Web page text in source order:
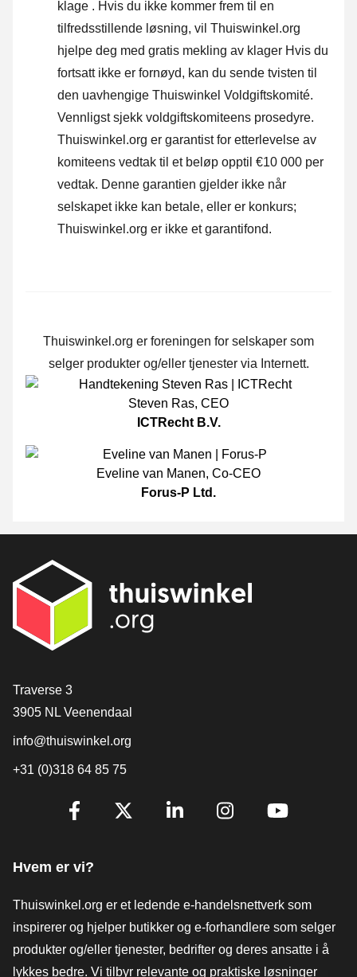
klage . Hvis du ikke kommer frem til en
tilfredsstillende løsning, vil Thuiswinkel.org
hjelpe deg med gratis mekling av klager Hvis du
fortsatt ikke er fornøyd, kan du sende tvisten til
den uavhengige Thuiswinkel Voldgiftskomité.
Vennligst sjekk voldgiftskomiteens prosedyre.
Thuiswinkel.org er garantist for etterlevelse av
komiteens vedtak til et beløp opptil €10 000 per
vedtak. Denne garantien gjelder ikke når
selskapet ikke kan betale, eller er konkurs;
Thuiswinkel.org er ikke et garantifond.
Thuiswinkel.org er foreningen for selskaper som
selger produkter og/eller tjenester via Internett.
Steven Ras, CEO
ICTRecht B.V.
Eveline van Manen, Co-CEO
Forus-P Ltd.
[_General:Contact]
Traverse 3
3905 NL Veenendaal
info@thuiswinkel.org
+31 (0)318 64 85 75
[_General:SocialMediaTitle]
Hvem er vi?
Thuiswinkel.org er et ledende e-handelsnettverk som
inspirerer og hjelper butikker og e-forhandlere som selger
produkter og/eller tjenester, bedrifter og deres ansatte i å
lykkes bedre. Vi tilbyr relevante og praktiske løsninger